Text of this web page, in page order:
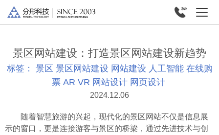
景区网站建设：打造景区网站建设新趋势
标签： 景区 景区网站建设 网站建设 人工智能 在线购
票 AR VR 网站设计 网页设计
2024.12.06
随着智慧旅游的兴起，现代化的景区网站不仅是信息展
示的窗口，更是连接游客与景区的桥梁，通过先进技术与创